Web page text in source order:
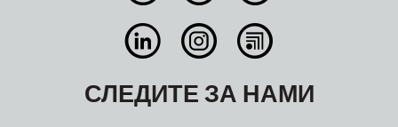
СЛЕДИТЕ ЗА НАМИ